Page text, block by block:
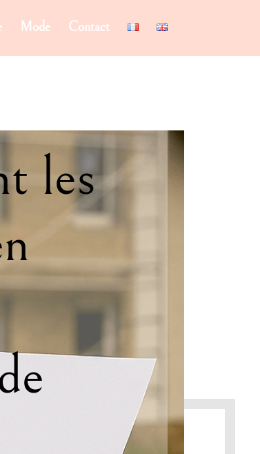
Mode Contact
les